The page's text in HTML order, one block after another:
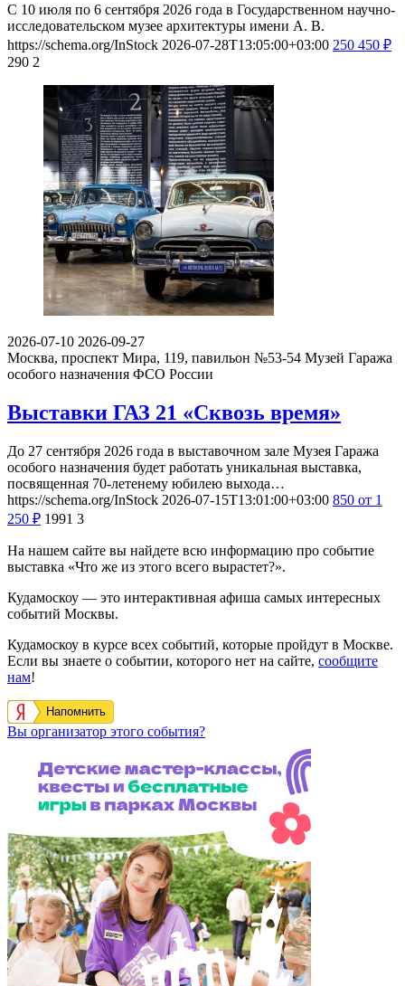
С 10 июля по 6 сентября 2026 года в Государственном научно-
исследовательском музее архитектуры имени А. В.
https://schema.org/InStock 2026-07-28T13:05:00+03:00 250 450 ₽
290 2
2026-07-10 2026-09-27
Москва, проспект Мира, 119, павильон №53-54 Музей Гаража
особого назначения ФСО России
Выставки ГАЗ 21 «Сквозь время»
До 27 сентября 2026 года в выставочном зале Музея Гаража
особого назначения будет работать уникальная выставка,
посвященная 70-летенему юбилею выхода…
https://schema.org/InStock 2026-07-15T13:01:00+03:00 850 от 1
250 ₽ 1991 3
На нашем сайте вы найдете всю информацию про событие
выставка «Что же из этого всего вырастет?».
Кудамоскоу — это интерактивная афиша самых интересных
событий Москвы.
Кудамоскоу в курсе всех событий, которые пройдут в Москве.
Если вы знаете о событии, которого нет на сайте, сообщите
нам!
Напомнить
Вы организатор этого события?